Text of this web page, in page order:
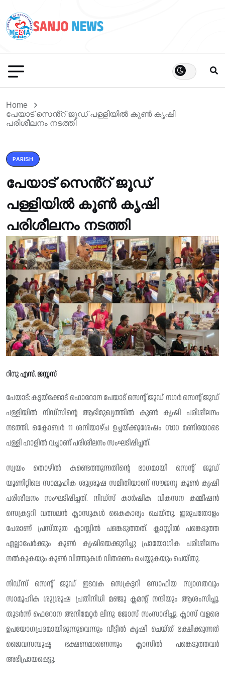
Home
പേയാട്‌ സെൻ്റ് ജൂഡ് പള്ളിയിൽ കൂൺ കൃഷി
പരിശീലനം നടത്തി
PARISH
പേയാട്‌ സെൻ്റ് ജൂഡ്
പള്ളിയിൽ കൂൺ കൃഷി
പരിശീലനം നടത്തി
റിനു എസ്. ജസ്റ്റസ്
പേയാട്: കട്ടയ്ക്കോട് ഫൊറോന പേയാട് സെൻ്റ് ജൂഡ് നഗർ സെൻ്റ് ജൂഡ്
പള്ളിയിൽ നിഡ്സിൻ്റെ ആഭിമുഖ്യത്തിൽ കൂൺ കൃഷി പരിശീലനം
നടത്തി. ഒക്ടോബർ 11 ശനിയാഴ്‌ച ഉച്ചയ്ക്കുശേഷം 01:00 മണിയോടെ
പള്ളി ഹാളിൽ വച്ചാണ് പരിശീലനം സംഘടിപ്പിച്ചത്.
സ്വയം തൊഴിൽ കണ്ടെത്തുന്നതിൻ്റെ ഭാഗമായി സെൻ്റ് ജൂഡ്
യൂണിറ്റിലെ സാമൂഹിക ശുശ്രൂഷ സമിതിയാണ് സൗജന്യ കൂൺ കൃഷി
പരിശീലനം സംഘടിപ്പിച്ചത്. നിഡ്സ് കാർഷിക വികസന കമ്മീഷൻ
സെക്രട്ടറി വത്സലൻ ക്ലാസുകൾ കൈകാര്യം ചെയ്‌തു. ഇരുപതോളം
പേരാണ് പ്രസ്‌തുത ക്ലാസ്സിൽ പങ്കെടുത്തത്. ക്ലാസ്സിൽ പങ്കെടുത്ത
എല്ലാപേർക്കും കൂൺ കൃഷിയെക്കുറിച്ചു പ്രായോഗിക പരിശീലനം
നൽകുകയും കൂൺ വിത്തുകൾ വിതരണം ചെയ്യുകയും ചെയ്‌തു.
നിഡ്സ് സെൻ്റ് ജൂഡ് ഇടവക സെക്രട്ടറി സോഫിയ സ്വാഗതവും
സാമൂഹിക ശുശ്രൂഷ പ്രതിനിധി മഞ്ജു ക്ലമന്റ് നന്ദിയും ആശംസിച്ചു.
തുടർന്ന് ഫെറോന അനിമേറ്റർ ലിനു ജോസ് സംസാരിച്ചു. ക്ലാസ് വളരെ
ഉപയോഗപ്രദമായിരുന്നുവെന്നും വീട്ടിൽ കൃഷി ചെയ്‌ത്‌ ഭക്ഷിക്കുന്നത്
ജൈവസമ്പുഷ്ട ഭക്ഷണമാണെന്നും ക്ലാസിൽ പങ്കെടുത്തവർ
അഭിപ്രായപ്പെട്ടു.